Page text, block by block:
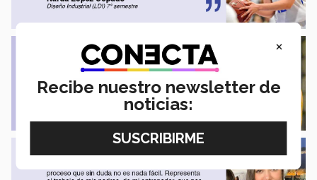
×
Recibe nuestro newsletter de
noticias: